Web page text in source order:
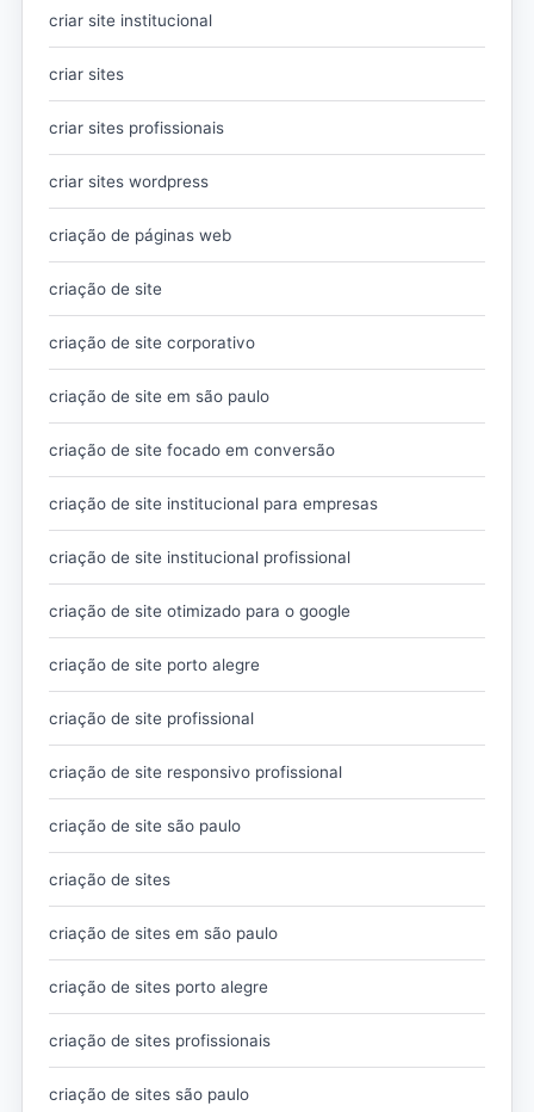
criar site institucional
criar sites
criar sites profissionais
criar sites wordpress
criação de páginas web
criação de site
criação de site corporativo
criação de site em são paulo
criação de site focado em conversão
criação de site institucional para empresas
criação de site institucional profissional
criação de site otimizado para o google
criação de site porto alegre
criação de site profissional
criação de site responsivo profissional
criação de site são paulo
criação de sites
criação de sites em são paulo
criação de sites porto alegre
criação de sites profissionais
criação de sites são paulo